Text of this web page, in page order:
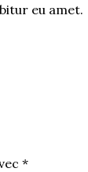
eu amet.
*